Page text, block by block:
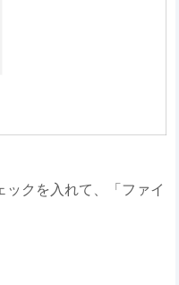
クを入れて、「ファイ